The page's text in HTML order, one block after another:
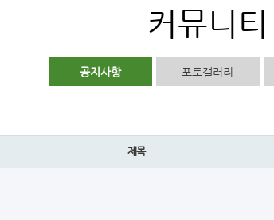
커뮤니티
공지사항 포토갤러리
제목